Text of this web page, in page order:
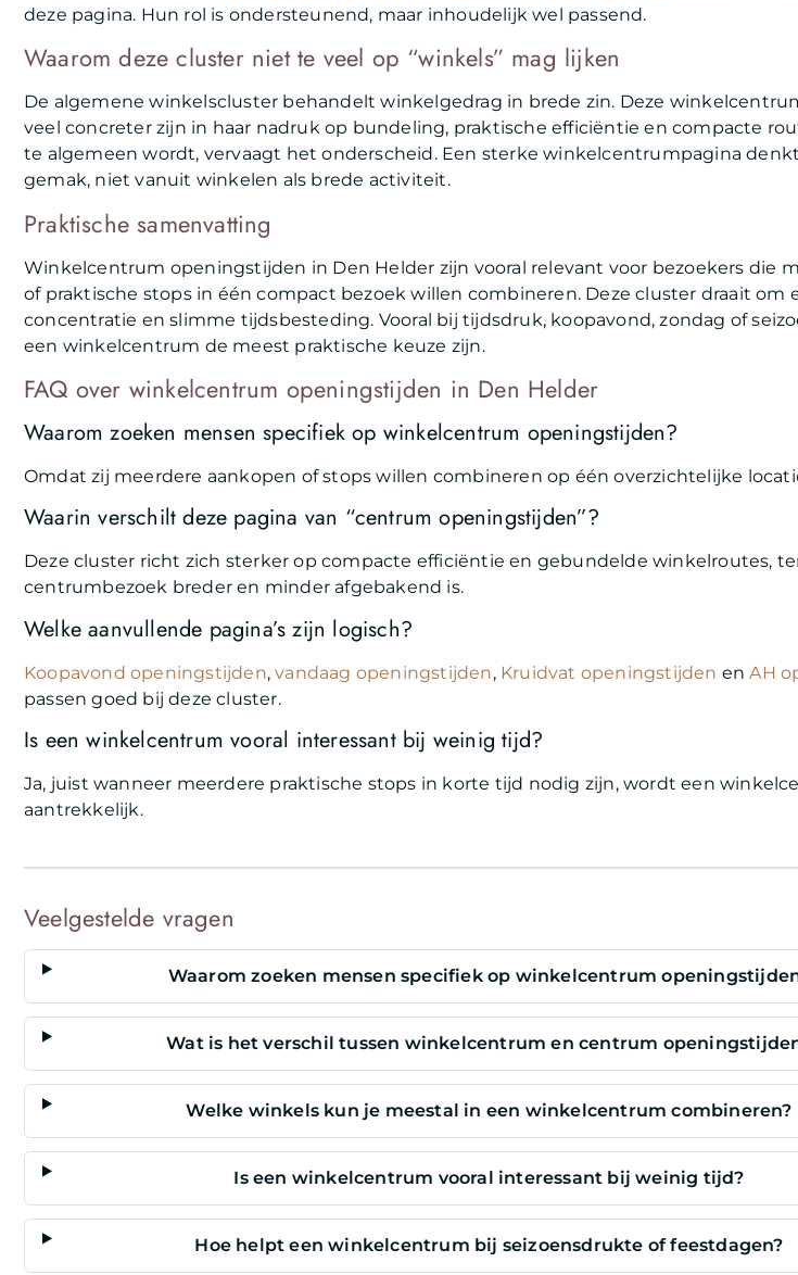
deze pagina. Hun rol is ondersteunend, maar inhoudelijk wel passend.
Waarom deze cluster niet te veel op “winkels” mag lijken
De algemene winkelscluster behandelt winkelgedrag in brede zin. Deze
veel concreter zijn in haar nadruk op bundeling, praktische efficiëntie en compacte
te algemeen wordt, vervaagt het onderscheid. Een sterke winkelcentrumpagina
gemak, niet vanuit winkelen als brede activiteit.
Praktische samenvatting
Winkelcentrum openingstijden in Den Helder zijn vooral relevant voor bezoekers die
of praktische stops in één compact bezoek willen combineren. Deze cluster draait om
concentratie en slimme tijdsbesteding. Vooral bij tijdsdruk, koopavond, zondag of
een winkelcentrum de meest praktische keuze zijn.
FAQ over winkelcentrum openingstijden in Den Helder
Waarom zoeken mensen specifiek op winkelcentrum openingstijden?
Omdat zij meerdere aankopen of stops willen combineren op één overzichtelijke
Waarin verschilt deze pagina van “centrum openingstijden”?
Deze cluster richt zich sterker op compacte efficiëntie en gebundelde winkelroutes,
centrumbezoek breder en minder afgebakend is.
Welke aanvullende pagina’s zijn logisch?
Koopavond openingstijden,vandaag openingstijden, Kruidvat openingstijden enAH
passen goed bij deze cluster.
Is een winkelcentrum vooral interessant bij weinig tijd?
Ja, juist wanneer meerdere praktische stops in korte tijd nodig zijn, wordt een
aantrekkelijk.
Veelgestelde vragen
Waarom zoeken mensen specifiek op winkelcentrum
Wat is het verschil tussen winkelcentrum en centrum
Welke winkels kun je meestal in een winkelcentrum combineren?
Is een winkelcentrum vooral interessant bij weinig tijd?
Hoe helpt een winkelcentrum bij seizoensdrukte of feestdagen?